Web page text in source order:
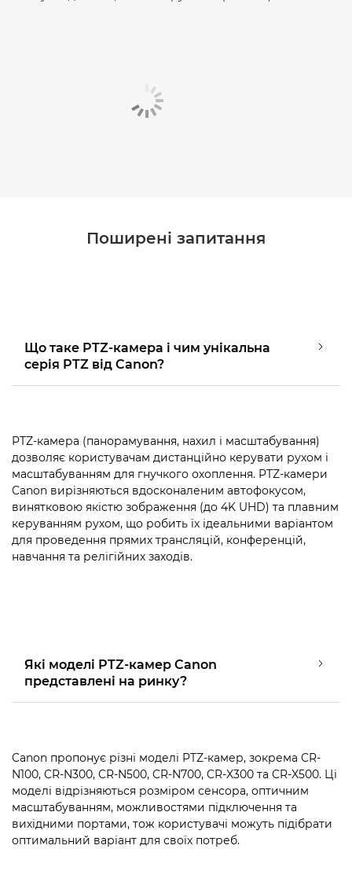
Поширені запитання
Що таке PTZ-камера і чим унікальна
серія PTZ від Canon?
PTZ-камера (панорамування, нахил і масштабування)
дозволяє користувачам дистанційно керувати рухом і
масштабуванням для гнучкого охоплення. PTZ-камери
Canon вирізняються вдосконаленим автофокусом,
винятковою якістю зображення (до 4K UHD) та плавним
керуванням рухом, що робить їх ідеальними варіантом
для проведення прямих трансляцій, конференцій,
навчання та релігійних заходів.
Які моделі PTZ-камер Canon
представлені на ринку?
Canon пропонує різні моделі PTZ-камер, зокрема CR-
N100, CR-N300, CR-N500, CR-N700, CR-X300 та CR-X500. Ці
моделі відрізняються розміром сенсора, оптичним
масштабуванням, можливостями підключення та
вихідними портами, тож користувачі можуть підібрати
оптимальний варіант для своїх потреб.